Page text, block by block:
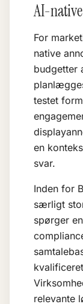
AI-
For
native
budgetter
testet
en
svar.
Inden for
særligt
spørger
relevante